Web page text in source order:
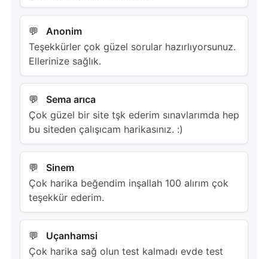
Anonim
Teşekkürler çok güzel sorular hazırlıyorsunuz.
Ellerinize sağlık.
Sema arıca
Çok güzel bir site tşk ederim sınavlarımda hep
bu siteden çalışıcam harikasınız. :)
Sinem
Çok harika beğendim inşallah 100 alırım çok
teşekkür ederim.
Uçanhamsi
Çok harika sağ olun test kalmadı evde test